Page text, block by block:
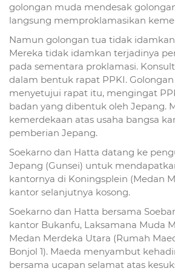
golongan muda mendesak
langsung memproklamasikan
Namun golongan tua tidak
Mereka tidak idamkan terjadinya
pada sementara proklamasi.
dalam bentuk rapat PPKI.
menyetujui rapat itu, mengingat
badan yang dibentuk oleh Jepang.
kemerdekaan atas usaha bangsa
pemberian Jepang.
Soekarno dan Hatta datang ke
Jepang (Gunsei) untuk
kantornya di Koningsplein (Medan
kantor selanjutnya kosong.
Soekarno dan Hatta bersama
kantor Bukanfu, Laksamana Muda
Medan Merdeka Utara (Rumah
Bonjol 1). Maeda menyambut
bersama ucapan selamat atas